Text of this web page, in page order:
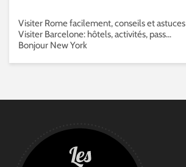
Visiter Rome facilement, conseils et astuces
Visiter Barcelone: hôtels, activités, pass…
Bonjour New York